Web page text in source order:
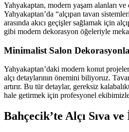
Yahyakaptan, modern yaşam alanları
Yahyakaptan’da “alçıpan tavan
arasında akıcı geçişler sağlamak için
gibi modern dekorasyon öğeleriyle
Minimalist Salon
Yahyakaptan’daki modern konut
alçı detaylarının önemini biliyoruz.
artırır. Bu tür detaylar, gereksiz
hale getirmek için profesyonel
Bahçecik’te Alçı Sıva